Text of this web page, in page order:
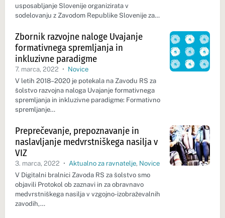
usposabljanje Slovenije organizirata v
sodelovanju z Zavodom Republike Slovenije za…
Zbornik razvojne naloge Uvajanje
formativnega spremljanja in
inkluzivne paradigme
7. marca, 2022 • Novice
V letih 2018–2020 je potekala na Zavodu RS za
šolstvo razvojna naloga Uvajanje formativnega
spremljanja in inkluzivne paradigme: Formativno
spremljanje…
Preprečevanje, prepoznavanje in
naslavljanje medvrstniškega nasilja v
VIZ
3. marca, 2022 • Aktualno za ravnatelje, Novice
V Digitalni bralnici Zavoda RS za šolstvo smo
objavili Protokol ob zaznavi in za obravnavo
medvrstniškega nasilja v vzgojno-izobraževalnih
zavodih,…